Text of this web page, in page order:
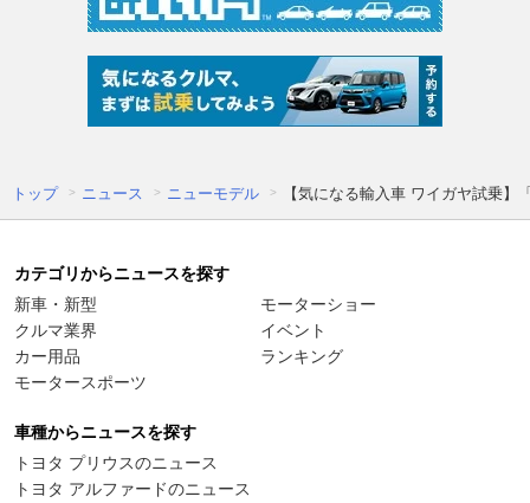
トップ ニュース ニューモデル 【気になる輸入車 ワイガヤ試乗
カテゴリからニュースを探す
新車・新型
クルマ業界
カー用品
モータースポーツ
モーターショー
イベント
ランキング
車種からニュースを探す
トヨタ プリウスのニュース
トヨタ アルファードのニュース